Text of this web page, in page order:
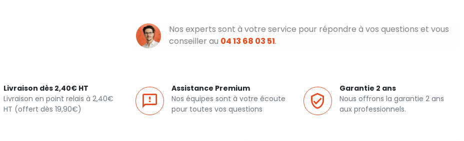
Nos experts sont à votre service pour répondre à vos questions et vous
conseiller au 04 13 68 03 51.
Livraison dès 2,40€ HT
Livraison en point relais à 2,40€
HT (offert dès 19,90€)
Assistance Premium
Nos équipes sont à votre écoute
pour toutes vos questions
Garantie 2 ans
Nous offrons la garantie 2 ans
aux professionnels.